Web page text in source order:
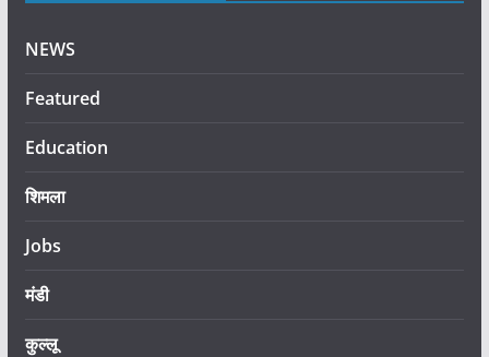
NEWS
Featured
Education
शिमला
Jobs
मंडी
कुल्लू